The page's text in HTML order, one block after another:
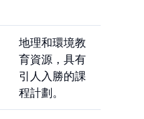
地理和環境教
育資源，具有
引人入勝的課
程計劃。